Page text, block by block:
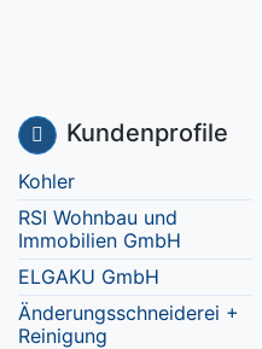
Kundenprofile
Kohler
RSI Wohnbau und
Immobilien GmbH
ELGAKU GmbH
Änderungsschneiderei +
Reinigung